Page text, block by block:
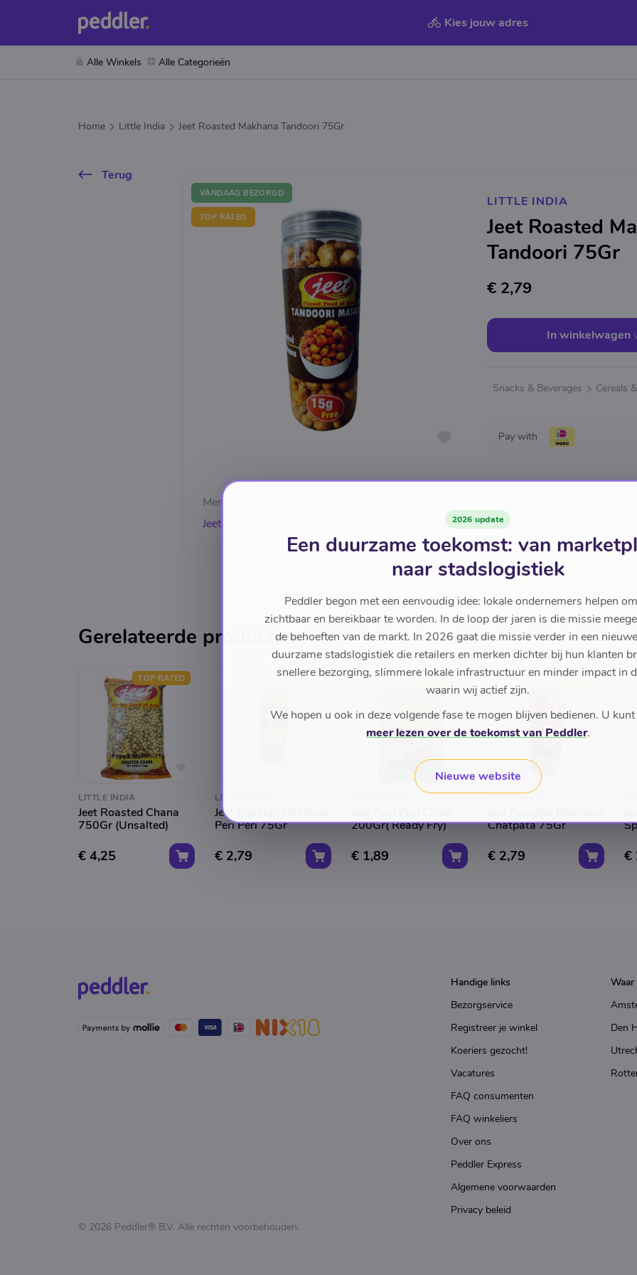
Kies jouw adres
Alle Winkels Alle Categorieën
Home Little India Jeet Roasted Makhana Tandoori 75Gr
Terug
TOP RATED
VANDAAG BEZORGD
LITTLE INDIA
Jeet Roasted
Tandoori 75Gr
€ 2,79
In winkelwagen
Snacks & Beverages Cereals
Pay with
Merk
Jeet
Gerelateerde producten
TOP RATED
LITTLE INDIA
Jeet Roasted Chana
750Gr (Unsalted)
€ 4,25
LITTLE INDIA
Jeet Roasted Makhana
Peri Peri 75Gr
€ 2,79
TOP RATED
200Gr( Ready Fry)
€ 1,89
TOP RATED
Chatpata 75Gr
€ 2,79 €
Handige links
Bezorgservice
Registreer je winkel
Koeriers gezocht!
Vacatures
FAQ consumenten
FAQ winkeliers
Over ons
Peddler Express
Algemene voorwaarden
Privacy beleid
Waar
Den
© 2026 Peddler® B.V. Alle rechten voorbehouden.
2026 update
Een duurzame toekomst: van
naar stadslogistiek
Peddler begon met een eenvoudig idee: lokale ondernemers helpen
zichtbaar en bereikbaar te worden. In de loop der jaren is die missie
de behoeften van de markt. In 2026 gaat die missie verder in een
duurzame stadslogistiek die retailers en merken dichter bij hun klanten
snellere bezorging, slimmere lokale infrastructuur en minder impact in
waarin wij actief zijn.
We hopen u ook in deze volgende fase te mogen blijven bedienen. U
meer lezen over de toekomst van Peddler.
Nieuwe website